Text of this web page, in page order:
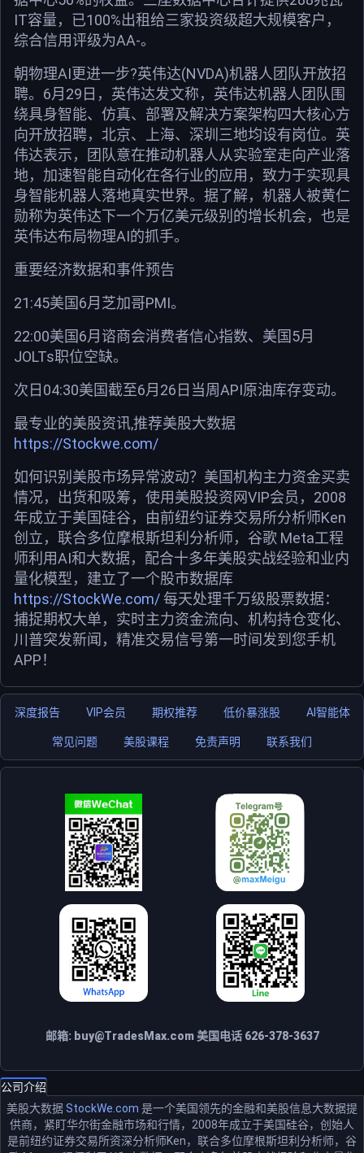
IT容量，已100%出租给三家投资级超大规模客户，
综合信用评级为AA-。
朝物理AI更进一步?英伟达(NVDA)机器人团队开放招
聘。6月29日，英伟达发文称，英伟达机器人团队围
绕具身智能、仿真、部署及解决方案架构四大核心方
向开放招聘，北京、上海、深圳三地均设有岗位。英
伟达表示，团队意在推动机器人从实验室走向产业落
地，加速智能自动化在各行业的应用，致力于实现具
身智能机器人落地真实世界。据了解，机器人被黄仁
勋称为英伟达下一个万亿美元级别的增长机会，也是
英伟达布局物理AI的抓手。
重要经济数据和事件预告
21:45美国6月芝加哥PMI。
22:00美国6月谘商会消费者信心指数、美国5月
JOLTs职位空缺。
次日04:30美国截至6月26日当周API原油库存变动。
最专业的美股资讯,推荐美股大数据
https://Stockwe.com/
如何识别美股市场异常波动？美国机构主力资金买卖
情况，出货和吸筹，使用美股投资网VIP会员，2008
年成立于美国硅谷，由前纽约证券交易所分析师Ken
创立，联合多位摩根斯坦利分析师，谷歌 Meta工程
师利用AI和大数据，配合十多年美股实战经验和业内
量化模型，建立了一个股市数据库
https://StockWe.com/每天处理千万级股票数据：
捕捉期权大单，实时主力资金流向、机构持仓变化、
川普突发新闻，精准交易信号第一时间发到您手机
APP！
深度报告 VIP会员 期权推荐 低价暴涨股 AI智能体
常见问题 美股课程 免责声明 联系我们
邮箱: buy@TradesMax.com美国电话 626-378-3637
公司介绍
美股大数据StockWe.com 是一个美国领先的金融和美股信息大数据提
供商，紧盯华尔街金融市场和行情，2008年成立于美国硅谷，创始人
是前纽约证券交易所资深分析师Ken，联合多位摩根斯坦利分析师，谷